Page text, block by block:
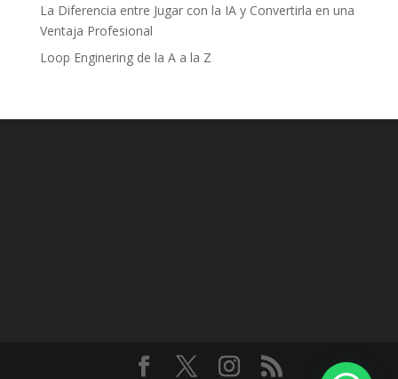
La Diferencia entre Jugar con la IA y Convertirla en una
Ventaja Profesional
Loop Enginering de la A a la Z